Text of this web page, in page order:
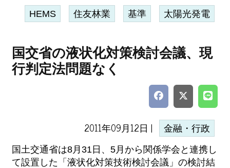
HEMS 住友林業 基準 太陽光発電
国交省の液状化対策検討会議、現
行判定法問題なく
2011年09月12日 | 金融・行政
国土交通省は8月31日、5月から関係学会と連携し
て設置した「液状化対策技術検討会議」の検討結